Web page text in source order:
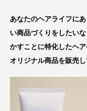
あなたのヘアライフにあ
い商品づくりをしたい
かすことに特化したヘ
オリジナル商品を販売し